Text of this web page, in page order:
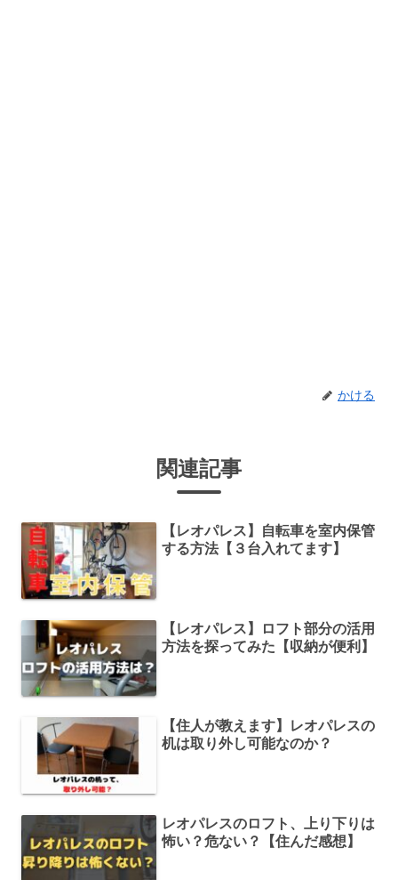
かける
関連記事
【レオパレス】自転車を室内保管
する方法【３台入れてます】
【レオパレス】ロフト部分の活用
方法を探ってみた【収納が便利】
【住人が教えます】レオパレスの
机は取り外し可能なのか？
レオパレスのロフト、上り下りは
怖い？危ない？【住んだ感想】